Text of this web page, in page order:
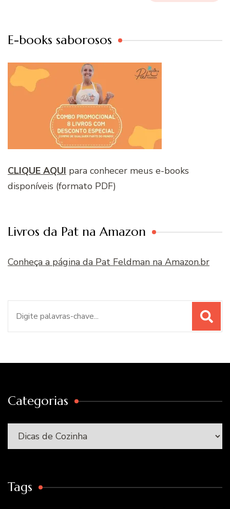
E-books saborosos
CLIQUE AQUI para conhecer meus e-books
disponíveis (formato PDF)
Livros da Pat na Amazon
Conheça a página da Pat Feldman na Amazon.br
Categorias
Categorias
Tags